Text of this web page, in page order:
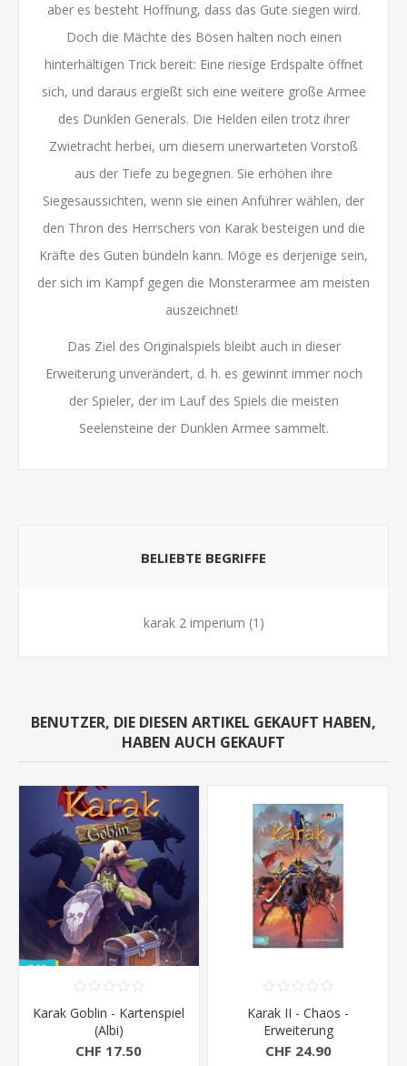
aber es besteht Hoffnung, dass das Gute siegen wird.
Doch die Mächte des Bösen halten noch einen
hinterhältigen Trick bereit: Eine riesige Erdspalte öffnet
sich, und daraus ergießt sich eine weitere große Armee
des Dunklen Generals. Die Helden eilen trotz ihrer
Zwietracht herbei, um diesem unerwarteten Vorstoß
aus der Tiefe zu begegnen. Sie erhöhen ihre
Siegesaussichten, wenn sie einen Anführer wählen, der
den Thron des Herrschers von Karak besteigen und die
Kräfte des Guten bündeln kann. Möge es derjenige sein,
der sich im Kampf gegen die Monsterarmee am meisten
auszeichnet!
Das Ziel des Originalspiels bleibt auch in dieser
Erweiterung unverändert, d. h. es gewinnt immer noch
der Spieler, der im Lauf des Spiels die meisten
Seelensteine der Dunklen Armee sammelt.
BELIEBTE BEGRIFFE
karak 2 imperium (1)
BENUTZER, DIE DIESEN ARTIKEL GEKAUFT HABEN,
HABEN AUCH GEKAUFT
Karak Goblin - Kartenspiel
(Albi)
CHF 17.50
Karak II - Chaos -
Erweiterung
CHF 24.90